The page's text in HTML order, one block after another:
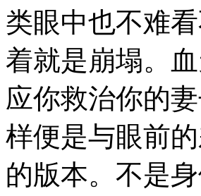
类眼中也不难
着就是崩塌。
应你救治你的
样便是与眼前
的版本。不是